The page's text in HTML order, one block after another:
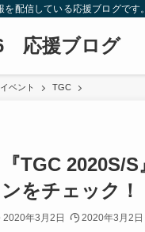
を配信している応援ブログで
応援ブログ
イベント TGC
『TGC 2020S/
ンをチェック！
2020年3月2日 2020年3月2日